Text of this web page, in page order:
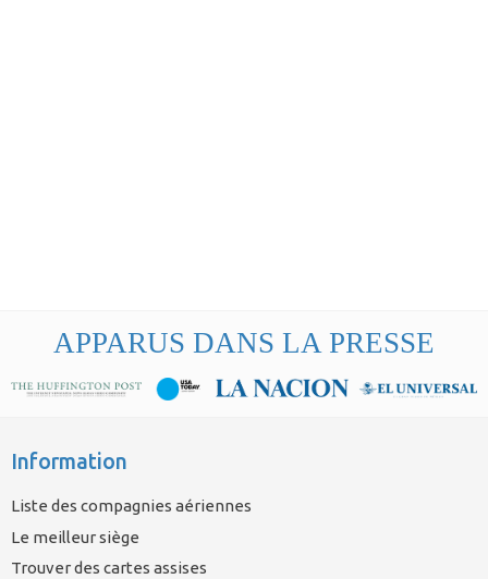
APPARUS DANS LA PRESSE
Information
Liste des compagnies aériennes
Le meilleur siège
Trouver des cartes assises